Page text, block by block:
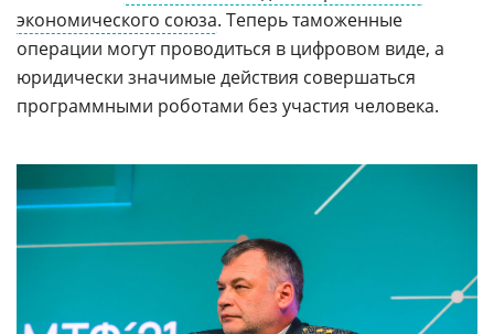
экономического союза. Теперь таможенные
операции могут проводиться в цифровом виде, а
юридически значимые действия совершаться
программными роботами без участия человека.